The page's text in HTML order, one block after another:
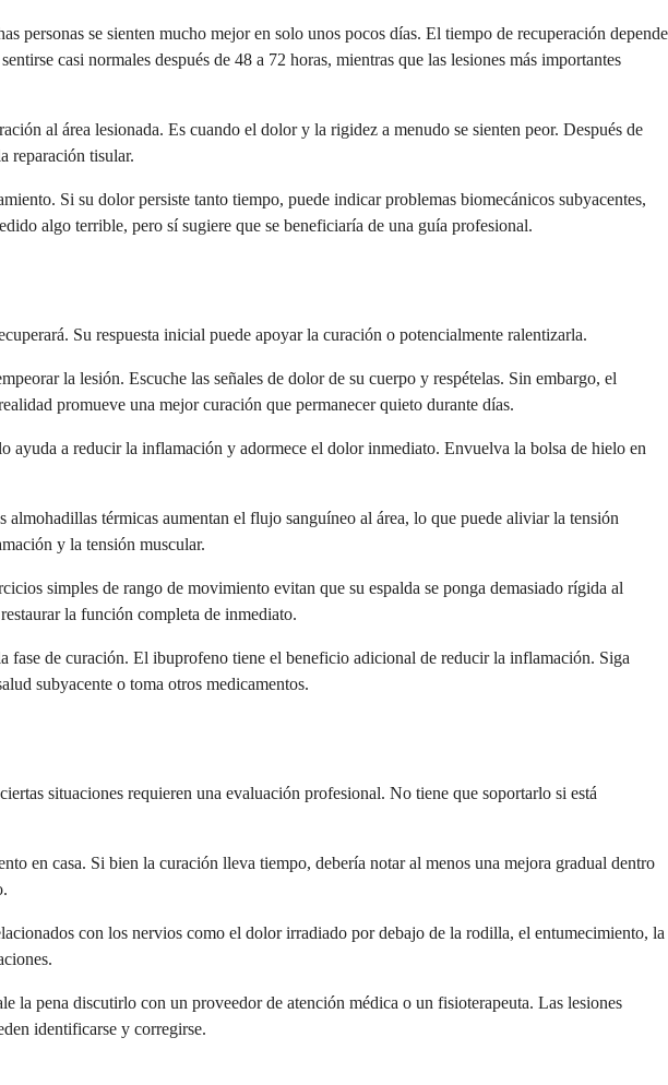
personas se sienten mucho mejor en solo unos pocos días. El tiempo de recuperación depende
casi normales después de 48 a 72 horas, mientras que las lesiones más importantes
al área lesionada. Es cuando el dolor y la rigidez a menudo se sienten peor. Después de
reparación tisular.
Si su dolor persiste tanto tiempo, puede indicar problemas biomecánicos subyacentes,
algo terrible, pero sí sugiere que se beneficiaría de una guía profesional.
Su respuesta inicial puede apoyar la curación o potencialmente ralentizarla.
la lesión. Escuche las señales de dolor de su cuerpo y respételas. Sin embargo, el
promueve una mejor curación que permanecer quieto durante días.
ayuda a reducir la inflamación y adormece el dolor inmediato. Envuelva la bolsa de hielo en
térmicas aumentan el flujo sanguíneo al área, lo que puede aliviar la tensión
y la tensión muscular.
simples de rango de movimiento evitan que su espalda se ponga demasiado rígida al
la función completa de inmediato.
fase de curación. El ibuprofeno tiene el beneficio adicional de reducir la inflamación. Siga
subyacente o toma otros medicamentos.
situaciones requieren una evaluación profesional. No tiene que soportarlo si está
en casa. Si bien la curación lleva tiempo, debería notar al menos una mejora gradual dentro
con los nervios como el dolor irradiado por debajo de la rodilla, el entumecimiento, la
la pena discutirlo con un proveedor de atención médica o un fisioterapeuta. Las lesiones
identificarse y corregirse.